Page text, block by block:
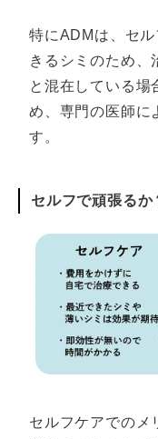
特にADMは、セ
きるシミのため、
と混在している場
め、専門の医師に
す。
セルフで頑張るか
セルフケアでのメ